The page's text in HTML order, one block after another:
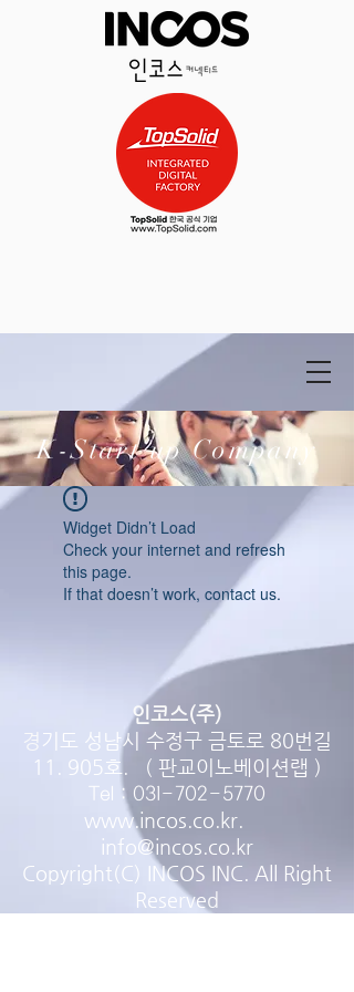
K-Start up Company
Widget Didn’t Load
Check your internet and refresh
this page.
If that doesn’t work, contact us.
인코스(주)
경 기도 성남시 수정구 금토로 80번길
11. 905호. ( 판교이노베이션랩 )
Tel : 031-702-5770
www.incos.co.kr.
info@incos.co.kr
Copyright(C) INCOS INC. All Right
Reserved